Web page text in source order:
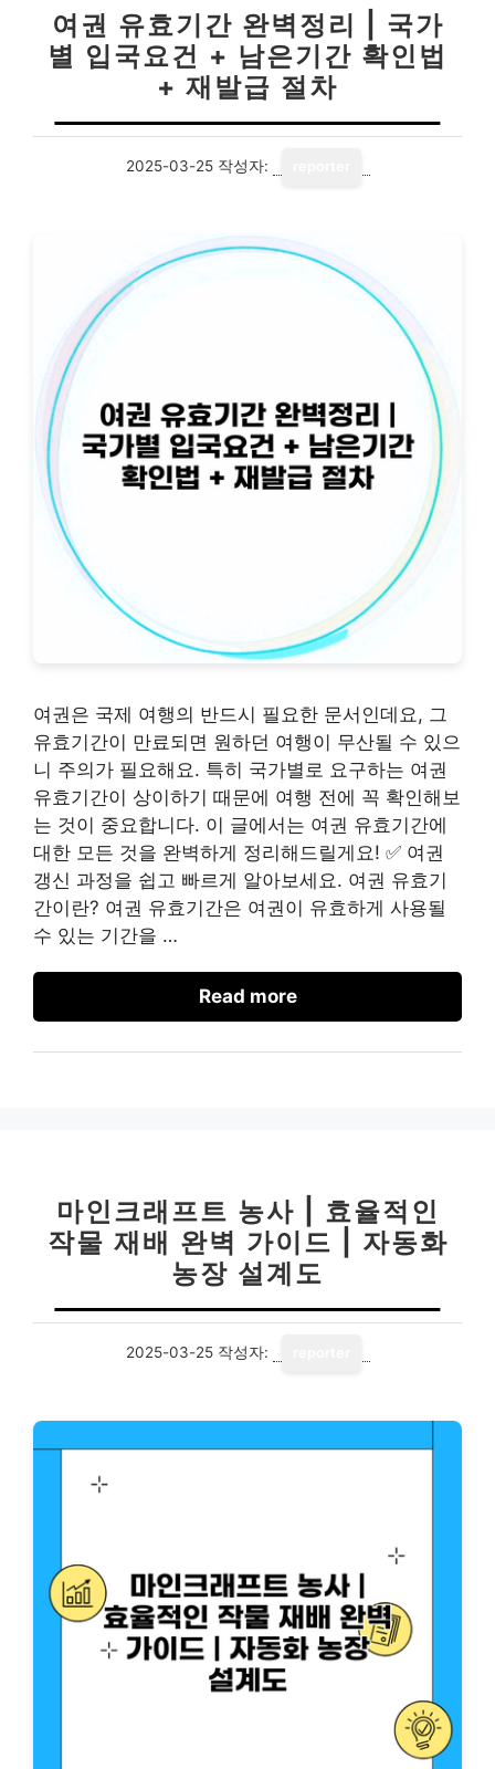
여권 유효기간 완벽정리 | 국가
별 입국요건 + 남은기간 확인법
+ 재발급 절차
2025-03-25 작성자:
여권은 국제 여행의 반드시 필요한 문서인데요, 그
유효기간이 만료되면 원하던 여행이 무산될 수 있으
니 주의가 필요해요. 특히 국가별로 요구하는 여권
유효기간이 상이하기 때문에 여행 전에 꼭 확인해보
는 것이 중요합니다. 이 글에서는 여권 유효기간에
대한 모든 것을 완벽하게 정리해드릴게요! ✅ 여권
갱신 과정을 쉽고 빠르게 알아보세요. 여권 유효기
간이란? 여권 유효기간은 여권이 유효하게 사용될
수 있는 기간을 …
Read more
마인크래프트 농사 | 효율적인
작물 재배 완벽 가이드 | 자동화
농장 설계도
2025-03-25 작성자: